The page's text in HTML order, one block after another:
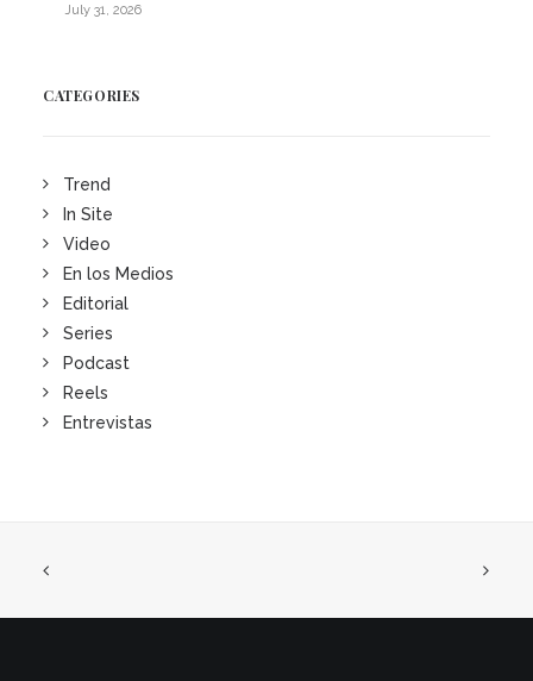
July 31, 2026
CATEGORIES
Trend
In Site
Video
En los Medios
Editorial
Series
Podcast
Reels
Entrevistas